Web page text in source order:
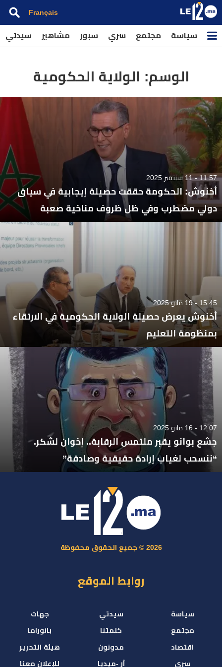
Français
سياسة مجتمع سري سبور مشاهير سيدتي
الوسم: الولاية الحكومية
11:57 - 11 سبتمبر 2025
أخنوش: الحكومة حققت حصيلة إيجابية في سياق
دولي مضطرب وفي ظل ظروف مناخية صعبة
15:45 - 19 مايو 2025
أخنوش يعرض حصيلة الولاية الحكومية في الارتقاء
بمنظومة التعليم
12:07 - 16 مايو 2025
جشع بوانو يقبر ملتمس الرقابة.. إخوان لشكر.
“ننسحب لغياب إرادة حقيقية وصادقة”
2026 © جميع الحقوق محفوظة
روابط الموقع
سياسة
مجتمع
اقتصاد
سري
سيدتي
كلمتنا
مدونون
آر -ميديا
جهات
بانوراما
هيئة التحرير
للإعلان معنا